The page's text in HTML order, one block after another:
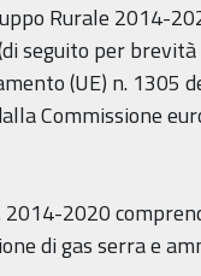
Rurale 2014-
seguito per
(UE) n. 1305
Commissione
2014-2020
di gas serra e